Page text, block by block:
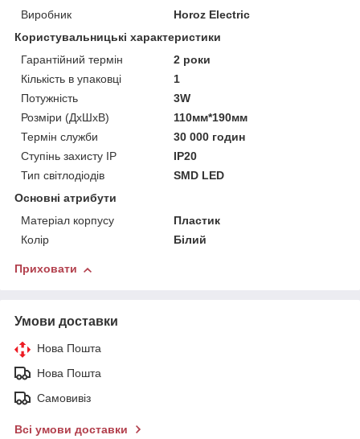
Виробник
Horoz Electric
Користувальницькі характеристики
Гарантійний термін
2 роки
Кількість в упаковці
1
Потужність
3W
Розміри (ДхШхВ)
110мм*190мм
Термін служби
30 000 годин
Ступінь захисту IP
IP20
Тип світлодіодів
SMD LED
Основні атрибути
Матеріал корпусу
Пластик
Колір
Білий
Приховати
Умови доставки
Нова Пошта
Нова Пошта
Самовивіз
Всі умови доставки